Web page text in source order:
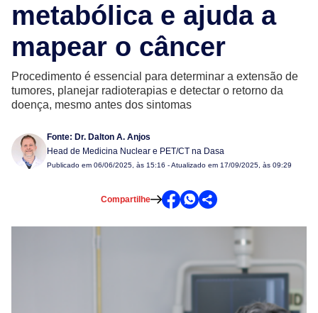
metabólica e ajuda a
mapear o câncer
Procedimento é essencial para determinar a extensão de
tumores, planejar radioterapias e detectar o retorno da
doença, mesmo antes dos sintomas
Fonte: Dr. Dalton A. Anjos
Head de Medicina Nuclear e PET/CT na Dasa
Publicado em 06/06/2025, às 15:16 - Atualizado em 17/09/2025, às 09:29
Compartilhe